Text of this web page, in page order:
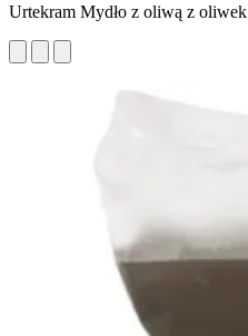
Urtekram Mydło z oliwą z oliwek